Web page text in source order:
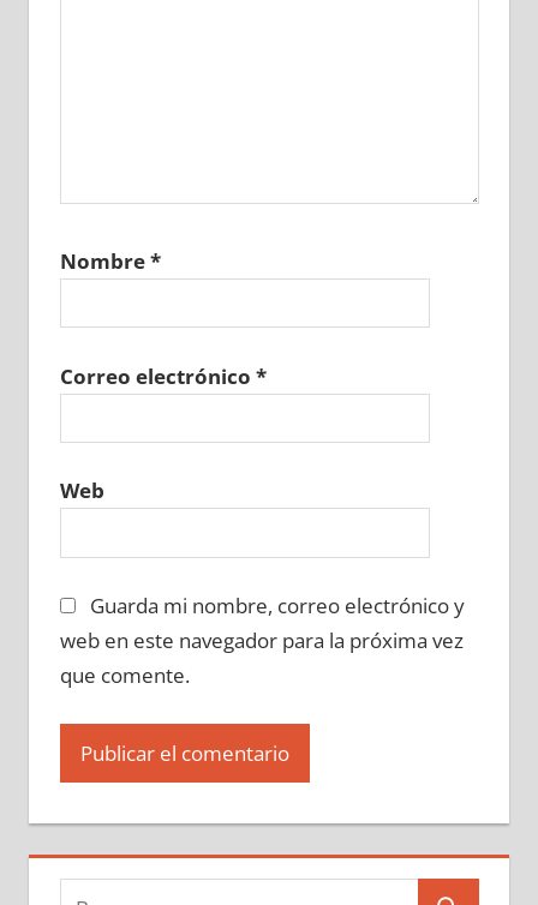
Nombre*
Correo electrónico *
Web
Guarda mi nombre, correo electrónico y
web en este navegador para la próxima vez
que comente.